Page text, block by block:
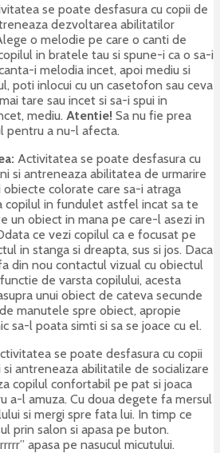
se poate desfasura cu copii de
dezvoltarea abilitatilor
o melodie pe care o canti de
in bratele tau si spune-i ca o sa-i
i melodia incet, apoi mediu si
poti inlocui cu un casetofon sau ceva
tare sau incet si sa-i spui in
mediu. Atentie! Sa nu fie prea
pentru a nu-l afecta.
Activitatea se poate desfasura cu
si antreneaza abilitatea de urmarire
colorate care sa-i atraga
copilul in fundulet astfel incat sa te
un obiect in mana pe care-l asezi in
ce vezi copilul ca e focusat pe
in stanga si dreapta, sus si jos. Daca
din nou contactul vizual cu obiectul
de varsta copilului, acesta
unui obiect de cateva secunde
manutele spre obiect, apropie
sa-l poata simti si sa se joace cu el.
se poate desfasura cu copii
antreneaza abilitatile de socializare
copilul confortabil pe pat si joaca
a-l amuza. Cu doua degete fa mersul
si mergi spre fata lui. In timp ce
prin salon si apasa pe buton.
apasa pe nasucul micutului.